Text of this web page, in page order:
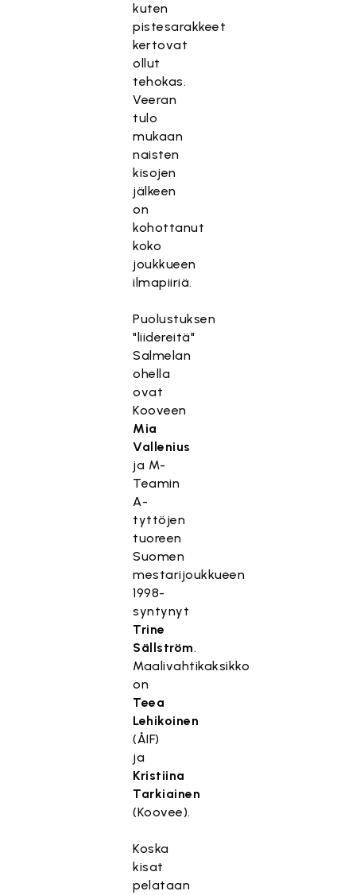
kuten
pistesarakkeet
kertovat
ollut
tehokas.
Veeran
tulo
mukaan
naisten
kisojen
jälkeen
on
kohottanut
koko
joukkueen
ilmapiiriä.
Puolustuksen
"liidereitä"
Salmelan
ohella
ovat
Kooveen
Mia
Vallenius
ja M-
Teamin
A-
tyttöjen
tuoreen
Suomen
mestarijoukkueen
1998-
syntynyt
Trine
Sällström.
Maalivahtikaksikko
on
Teea
Lehikoinen
(ÅIF)
ja
Kristiina
Tarkiainen
(Koovee).
Koska
kisat
pelataan